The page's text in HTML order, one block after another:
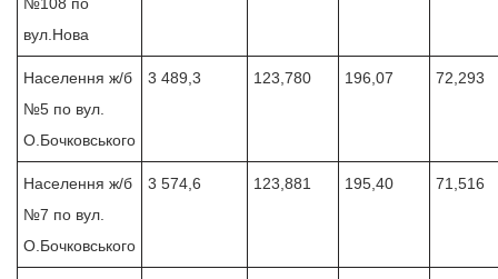
вул.Нова
Населення ж/б
№5 по вул.
О.Бочковського
3 489,3 123,780 196,07 72,293
Населення ж/б
№7 по вул.
О.Бочковського
3 574,6 123,881 195,40 71,516